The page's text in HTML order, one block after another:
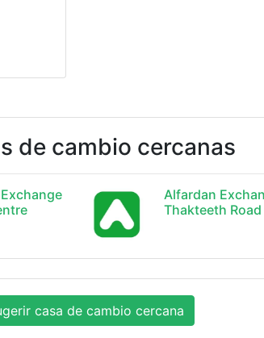
de cambio cercanas
Alfardan
Thakteeth Road
casa de cambio cercana